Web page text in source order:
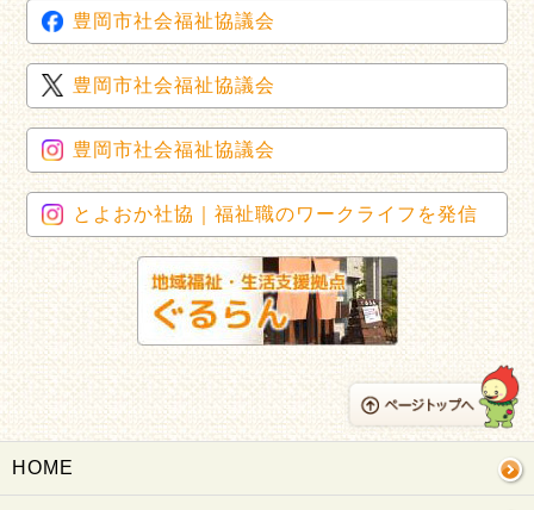
豊岡市社会福祉協議会
豊岡市社会福祉協議会
豊岡市社会福祉協議会
とよおか社協｜福祉職のワークライフを発信
HOME